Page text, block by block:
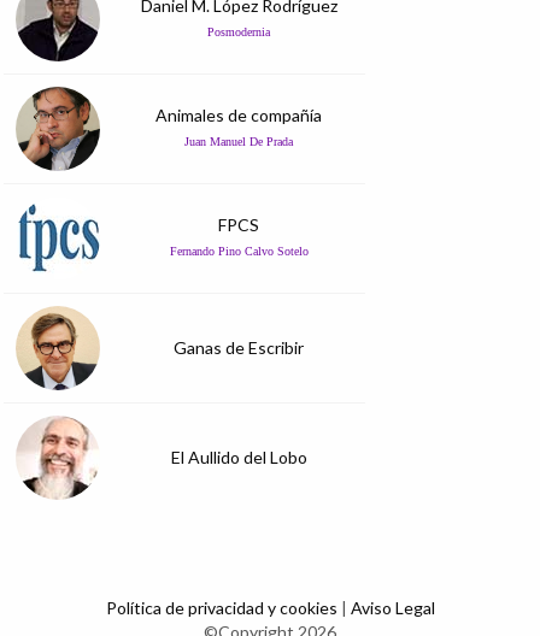
Daniel M. López Rodríguez
Posmodernia
Animales de compañía
Juan Manuel De Prada
FPCS
Fernando Pino Calvo Sotelo
Ganas de Escribir
El Aullido del Lobo
Política de privacidad y cookies | Aviso Legal
©Copyright 2026